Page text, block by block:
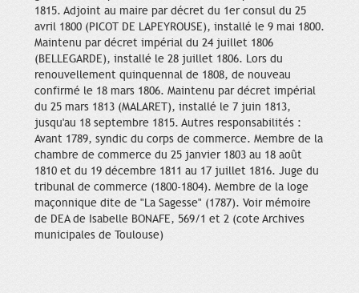
1815. Adjoint au maire par décret du 1er consul du 25
avril 1800 (PICOT DE LAPEYROUSE), installé le 9 mai 1800.
Maintenu par décret impérial du 24 juillet 1806
(BELLEGARDE), installé le 28 juillet 1806. Lors du
renouvellement quinquennal de 1808, de nouveau
confirmé le 18 mars 1806. Maintenu par décret impérial
du 25 mars 1813 (MALARET), installé le 7 juin 1813,
jusqu'au 18 septembre 1815. Autres responsabilités :
Avant 1789, syndic du corps de commerce. Membre de la
chambre de commerce du 25 janvier 1803 au 18 août
1810 et du 19 décembre 1811 au 17 juillet 1816. Juge du
tribunal de commerce (1800-1804). Membre de la loge
maçonnique dite de "La Sagesse" (1787). Voir mémoire
de DEA de Isabelle BONAFE, 569/1 et 2 (cote Archives
municipales de Toulouse)